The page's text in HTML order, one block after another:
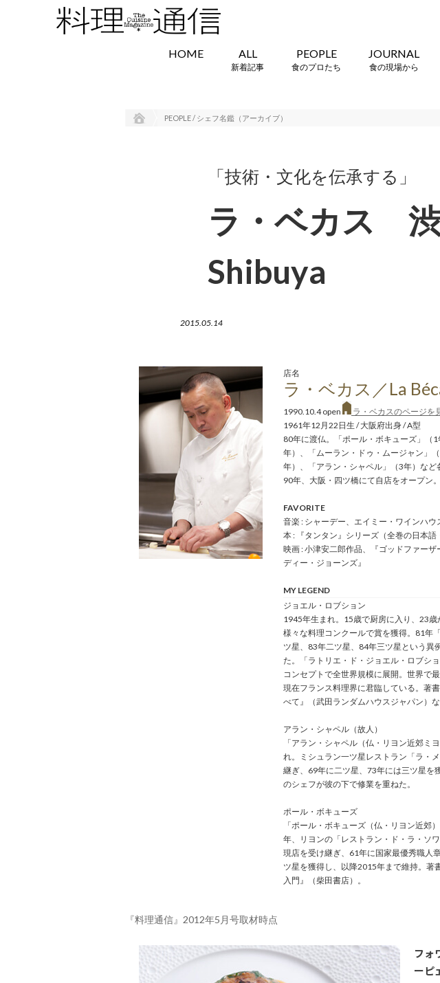
HOME ALL
新着記事
PEOPLE
食のプロたち
JOURNAL
食の現場から
PEOPLE / シェフ名鑑（アーカイブ）
「技術・文化を伝承する」
ラ・ベカス
Shibuya
2015.05.14
店名
ラ・ベカス／La
1990.10.4 open
ラ・ベカスのページを
1961年12月22日生 / 大阪府出身 / A型
80年に渡仏。「ポール・ボキューズ」（
年）、「ムーラン・ドゥ・ムージャン」
年）、「アラン・シャペル」（3年）など
90年、大阪・四ツ橋にて自店をオープン
FAVORITE
音楽 : シャーデー、エイミー・ワインハ
本 : 『タンタン』シリーズ（全巻の日本語
映画 : 小津安二郎作品、『ゴッドファー
ディー・ジョーンズ』
MY LEGEND
ジョエル・ロブション
1945年生まれ。15歳で厨房に入り、23
様々な料理コンクールで賞を獲得。81年
ツ星、83年二ツ星、84年三ツ星という異
た。「ラトリエ・ド・ジョエル・ロブシ
コンセプトで全世界規模に展開。世界で
現在フランス料理界に君臨している。著
べて』（武田ランダムハウスジャパン）な
アラン・シャペル（故人）
「アラン・シャペル（仏・リヨン近郊ミ
れ。ミシュラン一ツ星レストラン「ラ・
継ぎ、69年に二ツ星、73年には三ツ星を
のシェフが彼の下で修業を重ねた。
ポール・ボキューズ
「ポール・ボキューズ（仏・リヨン近郊
年、リヨンの「レストラン・ド・ラ・ソ
現店を受け継ぎ、61年に国家最優秀職人
ツ星を獲得し、以降2015年まで維持。著
入門』（柴田書店）。
『料理通信』2012年5月号取材時点
フォ
ーピ